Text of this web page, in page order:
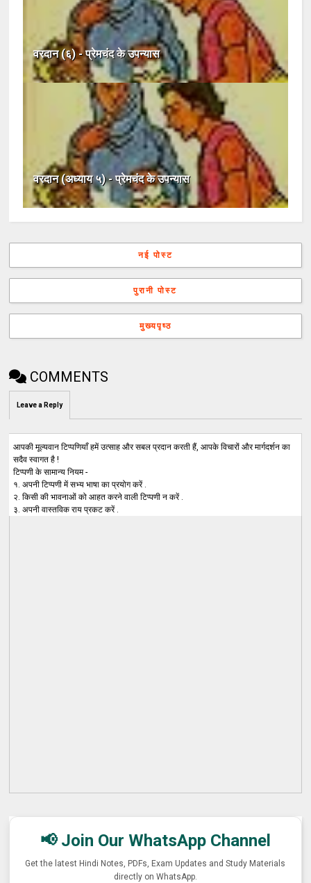
वरदान (६) - प्रेमचंद के उपन्यास
वरदान (अध्याय ५) - प्रेमचंद के उपन्यास
नई पोस्ट
पुरानी पोस्ट
मुख्यपृष्ठ
COMMENTS
Leave a Reply
आपकी मूल्यवान टिप्पणियाँ हमें उत्साह और सबल प्रदान करती हैं, आपके विचारों और मार्गदर्शन का
सदैव स्वागत है !
टिप्पणी के सामान्य नियम -
१. अपनी टिप्पणी में सभ्य भाषा का प्रयोग करें .
२. किसी की भावनाओं को आहत करने वाली टिप्पणी न करें .
३. अपनी वास्तविक राय प्रकट करें .
📢 Join Our WhatsApp Channel
Get the latest Hindi Notes, PDFs, Exam Updates and Study Materials
directly on WhatsApp.